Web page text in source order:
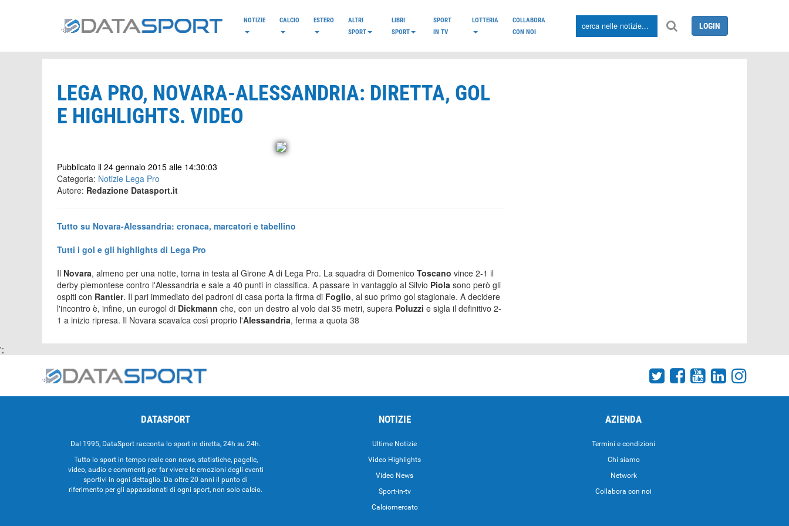
NOTIZIE CALCIO ESTERO
ALTRI
SPORT
LIBRI
SPORT
SPORT
IN TV
LOTTERIA
COLLABORA
CON NOI
LOGIN
LEGA PRO, NOVARA-ALESSANDRIA: DIRETTA, GOL
E HIGHLIGHTS. VIDEO
Pubblicato il 24 gennaio 2015 alle 14:30:03
Categoria: Notizie Lega Pro
Autore: Redazione Datasport.it
Tutto su Novara-Alessandria: cronaca, marcatori e tabellino
Tutti i gol e gli highlights di Lega Pro
Il Novara, almeno per una notte, torna in testa al Girone A di Lega Pro. La squadra di Domenico Toscano vince 2-1 il
derby piemontese contro l'Alessandria e sale a 40 punti in classifica. A passare in vantaggio al Silvio Piola sono però gli
ospiti con Rantier. Il pari immediato dei padroni di casa porta la firma di Foglio, al suo primo gol stagionale. A decidere
l'incontro è, infine, un eurogol di Dickmann che, con un destro al volo dai 35 metri, supera Poluzzi e sigla il definitivo 2-
1 a inizio ripresa. Il Novara scavalca così proprio l'Alessandria, ferma a quota 38
';
DATASPORT
Dal 1995, DataSport racconta lo sport in diretta, 24h su 24h.
Tutto lo sport in tempo reale con news, statistiche, pagelle,
video, audio e commenti per far vivere le emozioni degli eventi
sportivi in ogni dettaglio. Da oltre 20 anni il punto di
riferimento per gli appassionati di ogni sport, non solo calcio.
NOTIZIE
Ultime Notizie
Video Highlights
Video News
Sport-in-tv
Calciomercato
AZIENDA
Termini e condizioni
Chi siamo
Network
Collabora con noi